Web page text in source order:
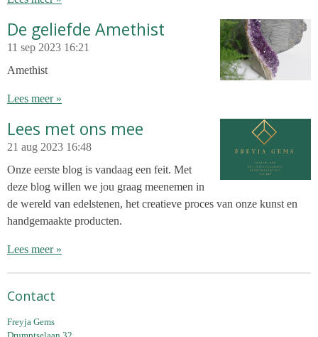
De geliefde Amethist
11 sep 2023 16:21
Amethist
Lees meer »
Lees met ons mee
21 aug 2023 16:48
Onze eerste blog is vandaag een feit. Met
deze blog willen we jou graag meenemen in
de wereld van edelstenen, het creatieve proces van onze kunst en
handgemaakte producten.
Lees meer »
Contact
Freyja Gems